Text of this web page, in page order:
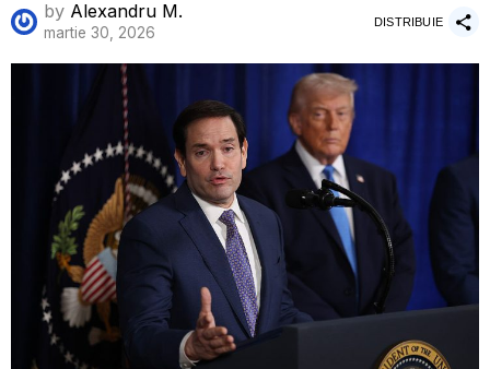
by Alexandru M.
martie 30, 2026
DISTRIBUIE